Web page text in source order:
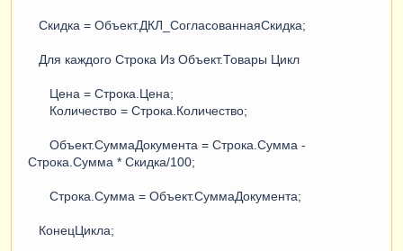
Скидка = Объект.ДКЛ_СогласованнаяСкидка;
Для каждого Строка Из Объект.Товары Цикл
Цена = Строка.Цена;
Количество = Строка.Количество;
Объект.СуммаДокумента = Строка.Сумма -
Строка.Сумма * Скидка/100;
Строка.Сумма = Объект.СуммаДокумента;
КонецЦикла;